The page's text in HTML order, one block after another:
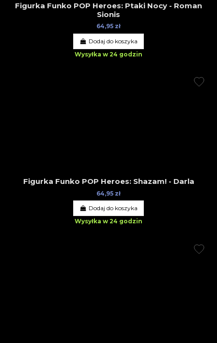
Figurka Funko POP Heroes: Ptaki Nocy - Roman
Sionis
64,95 zł
Dodaj do koszyka
Wysyłka w 24 godzin
Figurka Funko POP Heroes: Shazam! - Darla
64,95 zł
Dodaj do koszyka
Wysyłka w 24 godzin